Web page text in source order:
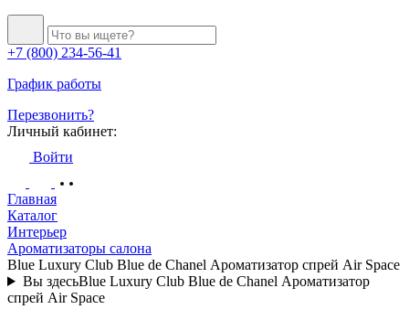
+7 (800) 234-56-41
График работы
Перезвонить?
Личный кабинет:
Войти
Главная
Каталог
Интерьер
Ароматизаторы салона
Blue Luxury Club Blue de Chanel Ароматизатор спрей Air Space
Вы здесьBlue Luxury Club Blue de Chanel Ароматизатор
спрей Air Space